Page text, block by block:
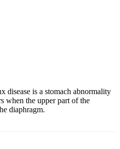
disease is a stomach abnormality
when the upper part of the
diaphragm.